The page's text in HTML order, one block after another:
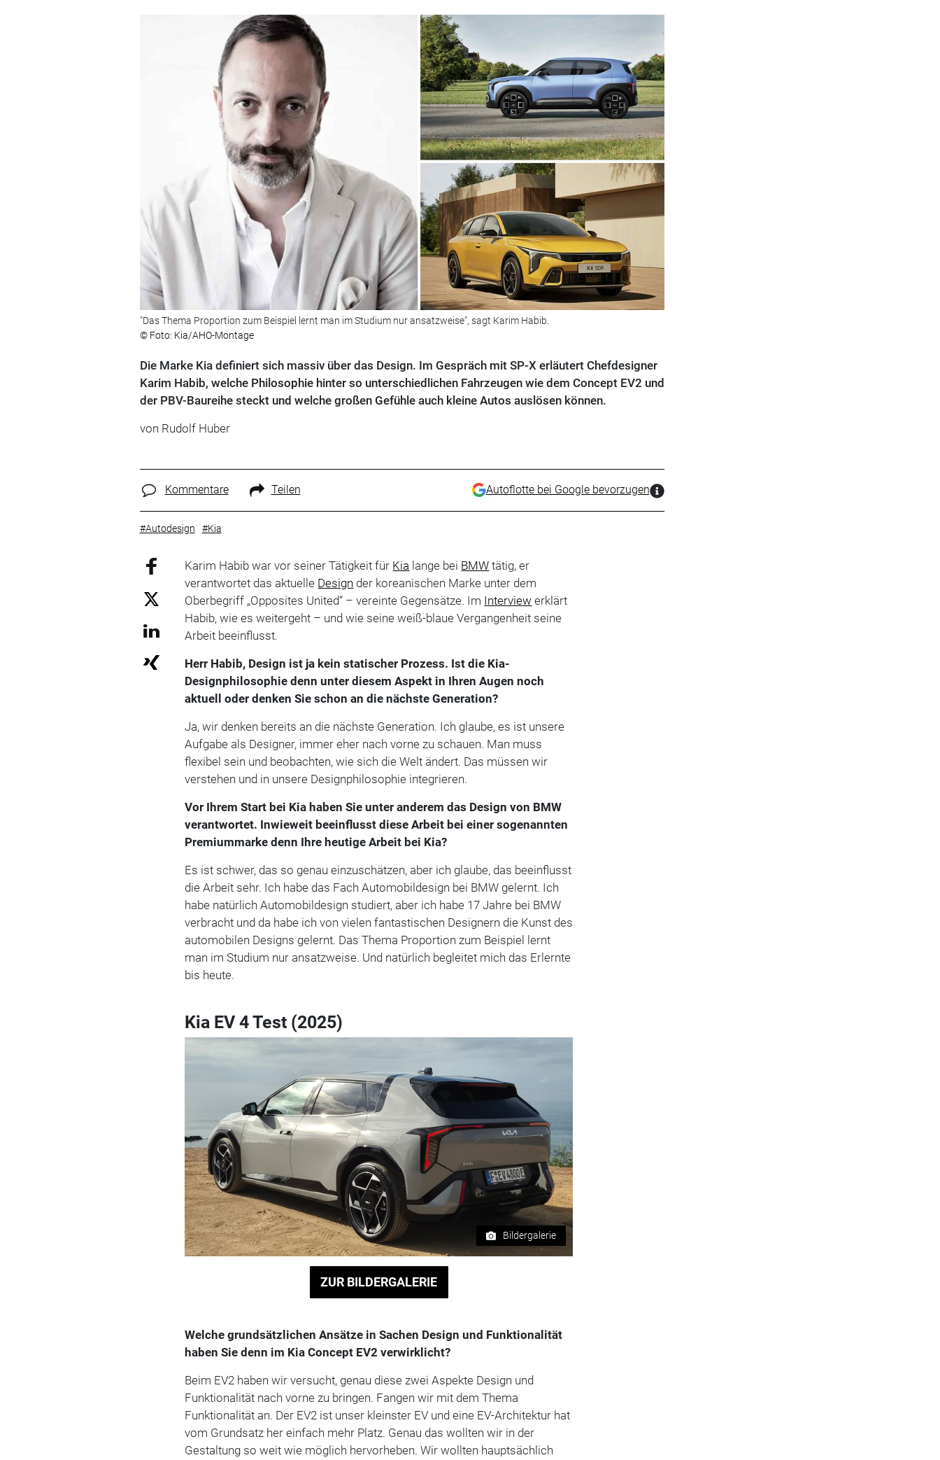
"Das Thema Proportion zum Beispiel lernt man im Studium nur ansatzweise", sagt Karim Habib.
© Foto: Kia/AHO-Montage
Die Marke Kia definiert sich massiv über das Design. Im Gespräch mit SP-X erläutert Chefdesigner
Karim Habib, welche Philosophie hinter so unterschiedlichen Fahrzeugen wie dem Concept EV2 und
der PBV-Baureihe steckt und welche großen Gefühle auch kleine Autos auslösen können.
von Rudolf Huber
Kommentare Teilen Autoflotte bei Google bevorzugen
#Autodesign #Kia
Karim Habib war vor seiner Tätigkeit für Kia lange bei BMW tätig, er
verantwortet das aktuelle Design der koreanischen Marke unter dem
Oberbegriff „Opposites United“ – vereinte Gegensätze. Im Interview erklärt
Habib, wie es weitergeht – und wie seine weiß-blaue Vergangenheit seine
Arbeit beeinflusst.
Herr Habib, Design ist ja kein statischer Prozess. Ist die Kia-
Designphilosophie denn unter diesem Aspekt in Ihren Augen noch
aktuell oder denken Sie schon an die nächste Generation?
Ja, wir denken bereits an die nächste Generation. Ich glaube, es ist unsere
Aufgabe als Designer, immer eher nach vorne zu schauen. Man muss
flexibel sein und beobachten, wie sich die Welt ändert. Das müssen wir
verstehen und in unsere Designphilosophie integrieren.
Vor Ihrem Start bei Kia haben Sie unter anderem das Design von BMW
verantwortet. Inwieweit beeinflusst diese Arbeit bei einer sogenannten
Premiummarke denn Ihre heutige Arbeit bei Kia?
Es ist schwer, das so genau einzuschätzen, aber ich glaube, das beeinflusst
die Arbeit sehr. Ich habe das Fach Automobildesign bei BMW gelernt. Ich
habe natürlich Automobildesign studiert, aber ich habe 17 Jahre bei BMW
verbracht und da habe ich von vielen fantastischen Designern die Kunst des
automobilen Designs gelernt. Das Thema Proportion zum Beispiel lernt
man im Studium nur ansatzweise. Und natürlich begleitet mich das Erlernte
bis heute.
Kia EV 4 Test (2025)
Bildergalerie
ZUR BILDERGALERIE
Welche grundsätzlichen Ansätze in Sachen Design und Funktionalität
haben Sie denn im Kia Concept EV2 verwirklicht?
Beim EV2 haben wir versucht, genau diese zwei Aspekte Design und
Funktionalität nach vorne zu bringen. Fangen wir mit dem Thema
Funktionalität an. Der EV2 ist unser kleinster EV und eine EV-Architektur hat
vom Grundsatz her einfach mehr Platz. Genau das wollten wir in der
Gestaltung so weit wie möglich hervorheben. Wir wollten hauptsächlich